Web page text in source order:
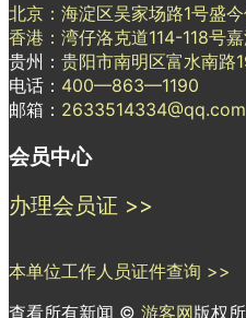
北京：海淀区吴家场路1号盛
香港：湾仔洛克道114-118号
贵州： 贵阳市南明区富水南路
电话： 400—863—1190
邮箱： 2633514334@qq.com
会员中心
办理会员证 >>
本单位工作人员证件查询 >>
查看所有新闻 © 游客网版权